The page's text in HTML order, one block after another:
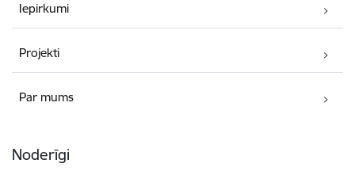
Iepirkumi
Projekti
Par mums
Noderīgi